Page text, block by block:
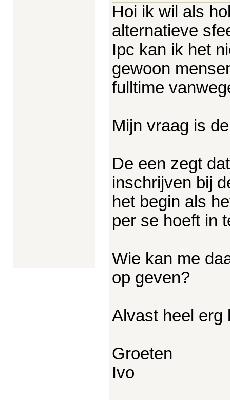
Hoi ik wil als
alternatieve
Ipc kan ik het
gewoon
fulltime
Mijn vraag is
De een zegt
inschrijven bij
het begin als
per se hoeft in
Wie kan me
op geven?
Alvast heel erg
Groeten
Ivo